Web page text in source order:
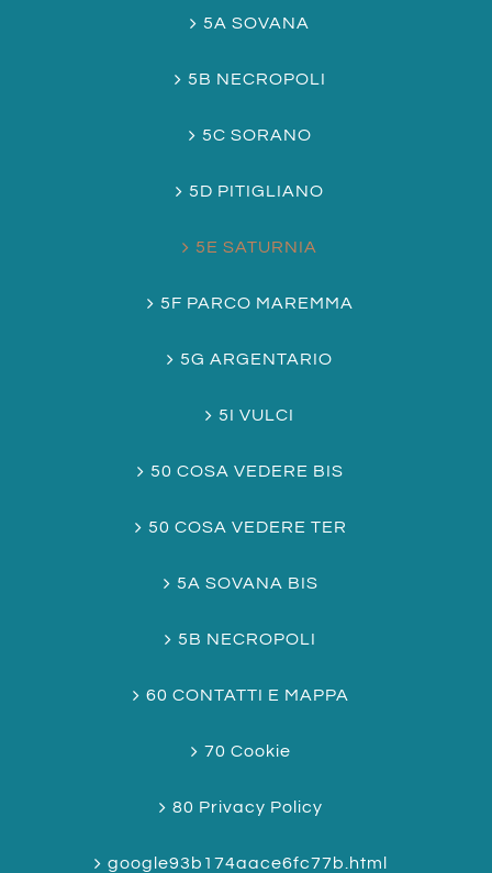
5A SOVANA
5B NECROPOLI
5C SORANO
5D PITIGLIANO
5E SATURNIA
5F PARCO MAREMMA
5G ARGENTARIO
5I VULCI
50 COSA VEDERE BIS
50 COSA VEDERE TER
5A SOVANA BIS
5B NECROPOLI
60 CONTATTI E MAPPA
70 Cookie
80 Privacy Policy
google93b174aace6fc77b.html